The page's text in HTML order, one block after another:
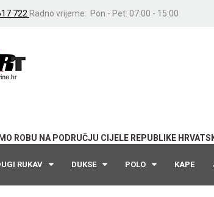
722 Radno vrijeme: Pon - Pet: 07:00 - 15:00
ROBU NA PODRUČJU CIJELE REPUBLIKE
RUKAV DUKSE POLO KAPE